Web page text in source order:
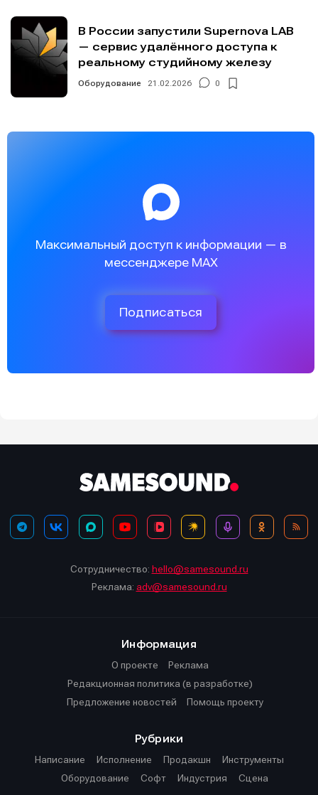
В России запустили Supernova LAB
— сервис удалённого доступа к
реальному студийному железу
Оборудование 21.02.2026 0
Максимальный доступ к информации — в
мессенджере MAX
Подписаться
Сотрудничество: hello@samesound.ru
Реклама: adv@samesound.ru
Информация
О проекте
Реклама
Редакционная политика (в разработке)
Предложение новостей
Помощь проекту
Рубрики
Написание
Исполнение Продакшн
Инструменты
Оборудование
Софт Индустрия Сцена